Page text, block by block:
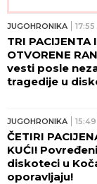
JUGOHRONIKA 17:55
TRI PACIJENTA
OTVORENE
vesti posle
tragedije u
JUGOHRONIKA 15:49
ČETIRI
KUĆI!
diskoteci u
oporavljaju!